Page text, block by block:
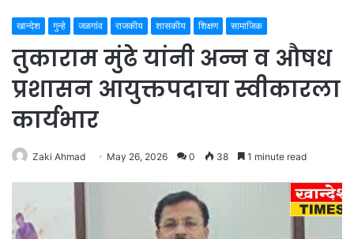
खान्देश गुन्हे जळगांव राजकीय शासकीय शिक्षण सामाजिक
तुकाराम मुंढे यांनी अन्न व औषध
प्रशासन आयुक्तपदाचा स्वीकारला
कार्यभार
Zaki Ahmad May 26, 2026 0 38 1 minute read